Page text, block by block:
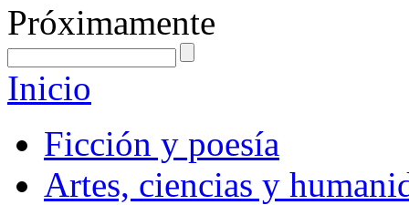
Próximamente
Inicio
Ficción y poesía
Artes, ciencias y